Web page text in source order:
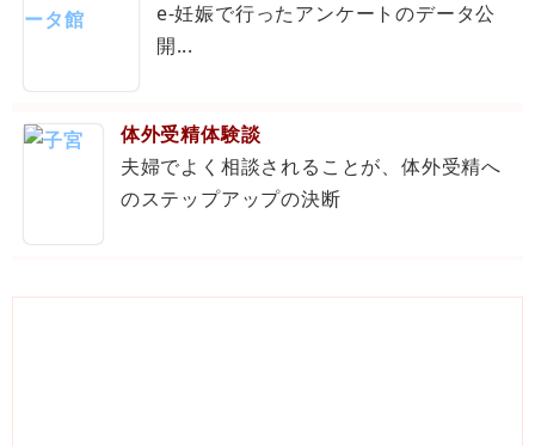
e-妊娠で行ったアンケートのデータ公
開...
体外受精体験談
夫婦でよく相談されることが、体外受精へ
のステップアップの決断